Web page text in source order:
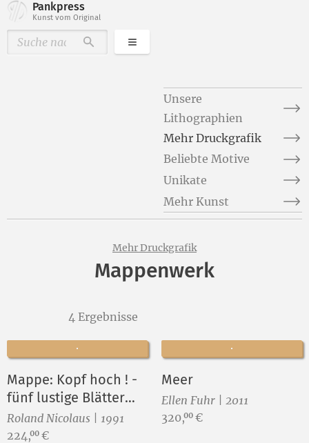
Pankpress
Kunst vom Original
DurchsuchenKategorien
Unsere
Lithographien
Mehr Druckgrafik
Beliebte Motive
Unikate
Mehr Kunst
Mehr Druckgrafik
Mappenwerk
4 Ergebnisse
Mappe: Kopf hoch ! -
fünf lustige Blätter
zum Jahrestag der
Einheit
Roland Nicolaus | 1991
Preis:
224,00 €
Meer
Ellen Fuhr | 2011
Preis:
320,00 €